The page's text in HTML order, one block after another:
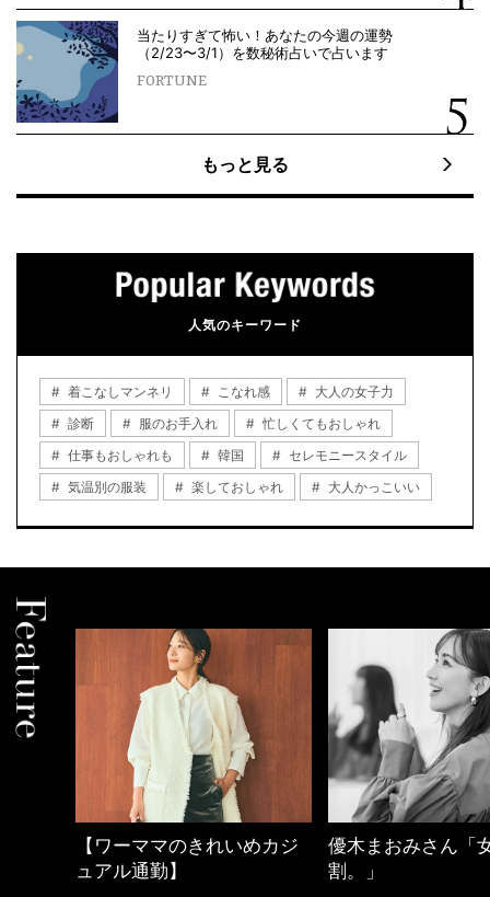
当たりすぎて怖い！あなたの今週の運勢
（2/23〜3/1）を数秘術占いで占います
FORTUNE
もっと見る
人気のキーワード
着こなしマンネリ こなれ感
大人の女子力
診断
服のお手入れ
忙しくてもおしゃれ
仕事もおしゃれも
韓国
セレモニースタイル
気温別の服装
楽しておしゃれ 大人かっこいい
【ワーママのきれいめカジ
ュアル通勤】
優木まおみさん「
割。」